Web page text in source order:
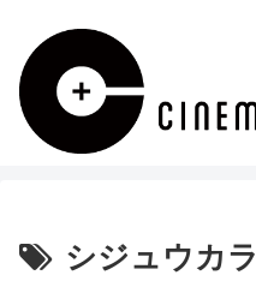
シジュウカラ